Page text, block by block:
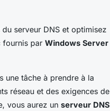
serveur DNS et optimisez
fournis par Windows Server
une tâche à prendre à la
réseau et des exigences de
vous aurez un serveur DNS